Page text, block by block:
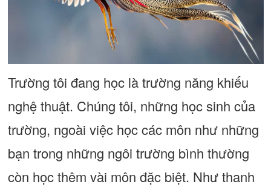
Trường tôi đang học là trường năng khiếu
nghệ thuật. Chúng tôi, những học sinh của
trường, ngoài việc học các môn như những
bạn trong những ngôi trường bình thường
còn học thêm vài môn đặc biệt. Như thanh